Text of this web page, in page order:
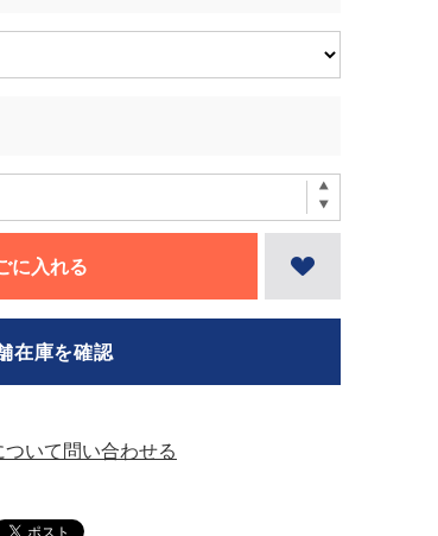
に入れる
ついて問い合わせる
在庫を確認